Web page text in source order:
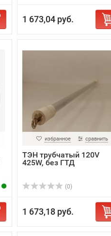
1 673,04 руб.
избранное сравнить
ТЭН трубчатый 120V
425W, без ГТД
(0)
1 673,18 руб.